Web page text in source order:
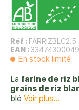
Réf : FARRIZBLC2.5
EAN :
En stock limité
La farine de riz
grains de riz
blé Voir plus...